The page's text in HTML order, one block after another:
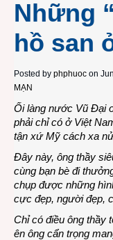
Những
hồ san
Posted by phphuoc on
MẠN
Ối làng nước Vũ Đại
phải chỉ có ở Việt
tận xứ Mỹ cách xa
Đây này, ông thầy
cùng bạn bè đi
chụp được những
cực đẹp, người đẹp,
Chỉ có điều ông thầy
ên ông cẩn trọng